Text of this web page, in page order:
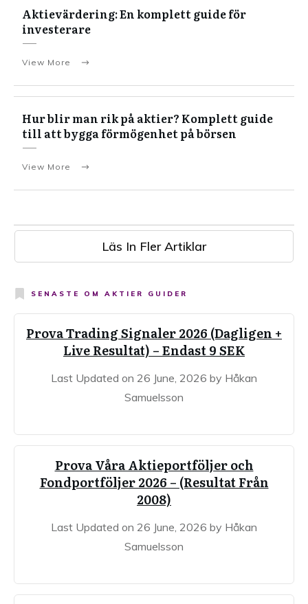
Aktievärdering: En komplett guide för
investerare
View More
Hur blir man rik på aktier? Komplett guide
till att bygga förmögenhet på börsen
View More
Läs In Fler Artiklar
SENASTE OM AKTIER GUIDER
Prova Trading Signaler 2026 (Dagligen +
Live Resultat) – Endast 9 SEK
Last Updated on 26 June, 2026 by Håkan
Samuelsson
Prova Våra Aktieportföljer och
Fondportföljer 2026 – (Resultat Från
2008)
Last Updated on 26 June, 2026 by Håkan
Samuelsson